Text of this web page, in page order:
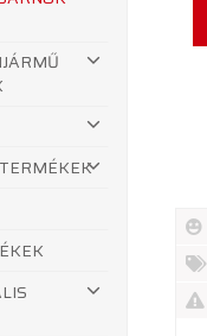
Új
%